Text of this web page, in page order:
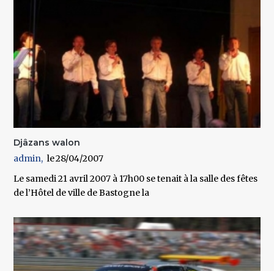
Djâzans walon
admin
28/04/2007
Le samedi 21 avril 2007 à 17h00 se tenait à la salle des fêtes
de l’Hôtel de ville de Bastogne la